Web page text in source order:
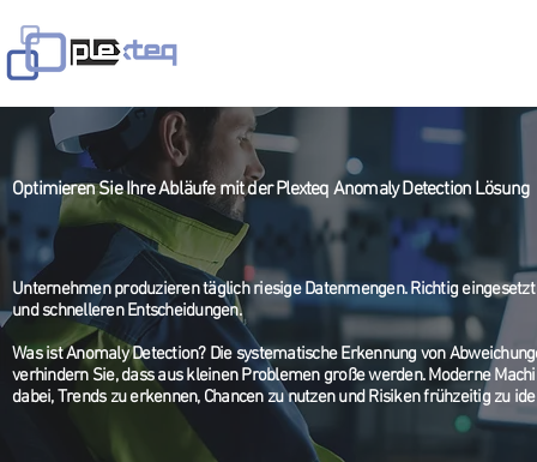
Optimieren Sie Ihre Abläufe mit der Plexteq Anomaly Detection Lösung
Unternehmen produzieren täglich riesige Datenmengen. Richtig
und schnelleren Entscheidungen.
Was ist Anomaly Detection? Die systematische Erkennung von
verhindern Sie, dass aus kleinen Problemen große werden. Moderne
dabei, Trends zu erkennen, Chancen zu nutzen und Risiken frühzeitig zu